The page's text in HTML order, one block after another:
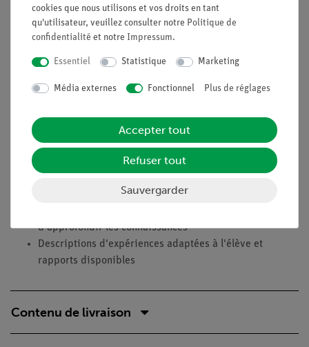
Description
thiosulfate de sodium sont dissoutes dans l'eau. Dans les deux
Dans un problème supplémentaire, la corrélation entre la
masse dissoute et le changement de température est étudiée
quantitativement.
d'approfondir les connaissances
Descriptions d'expériences adaptées à l'élève et
rapports disponibles
Contenu de livraison
cookies que nous utilisons et vos droits en tant
qu'utilisateur, veuillez consulter notre Politique de
confidentialité et notre Impressum.
Essentiel Statistique Marketing
Média externes Fonctionnel Plus de réglages
Accepter tout
Refuser tout
Sauvergarder